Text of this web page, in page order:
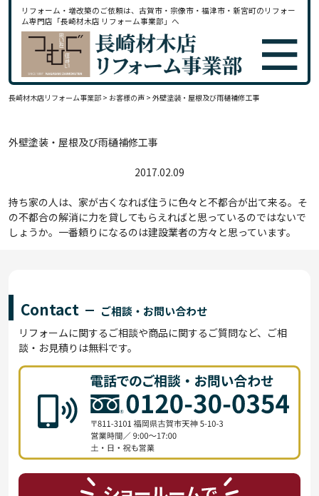
リフォーム・増改築のご依頼は、古賀市・宗像市・福津市・新宮町のリフォー
ム専門店「長崎材木店 リフォーム事業部」へ
長崎材木店リフォーム事業部 > お客様の声 > 外壁塗装・屋根及び雨樋補修工事
外壁塗装・屋根及び雨樋補修工事
2017.02.09
持ち家の人は、家が古くなれば住うに色々と不都合が出て来る。そ
の不都合の解消に力を貸してもらえればと思っているのではないで
しょうか。一番頼りになるのは建設業者の方々と思っています。
Contact ご相談・お問い合わせ
リフォームに関するご相談や商品に関するご質問など、ご相
談・お見積りは無料です。